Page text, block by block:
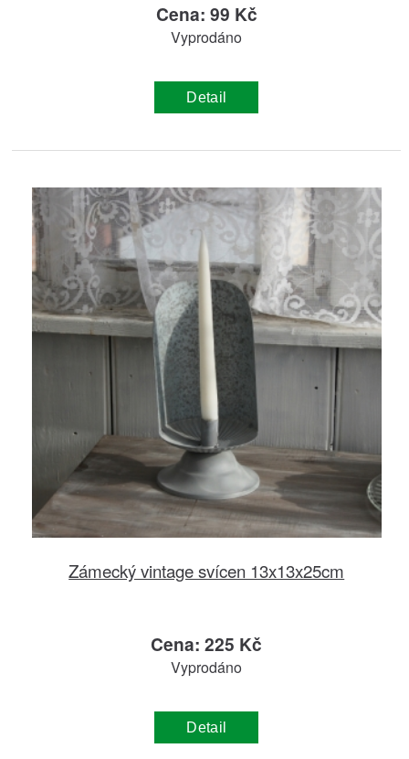
Cena: 99 Kč
Vyprodáno
Detail
Zámecký vintage svícen 13x13x25cm
Cena: 225 Kč
Vyprodáno
Detail